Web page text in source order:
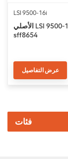
LSI 9500-16i
الأصلي LSI 9500-16i 05-50134-00 تخزين ثلاثي الأوضاع بطاقة HBA
sff8654
عرض التفاصيل
فئات